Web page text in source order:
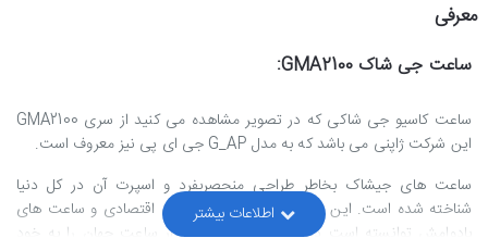
معرفی
ساعت جی شاک GMA2100:
ساعت کاسیو جی شاکی که در تصویر مشاهده می کنید از سری GMA2100
این شرکت ژاپنی می باشد که به مدل G_AP جی ای پی نیز معروف است.
ساعت های جیشاک بخاطر طراحی منحصربفرد و اسپرت آن در کل دنیا
شناخته شده است. این برند با توجه به قیمت های اقتصادی و ساعت های